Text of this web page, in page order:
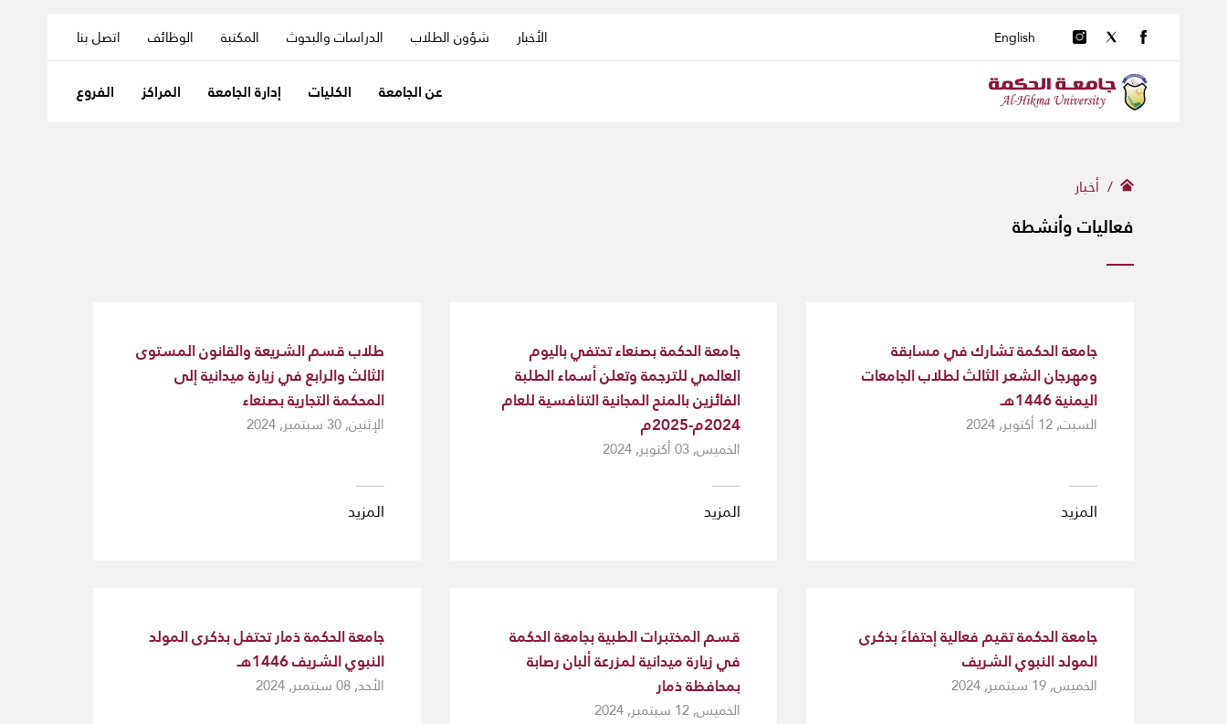
English الأخبار شؤون الطلاب الدراسات والبحوث المكتبة الوظائف اتصل بنا
عن الجامعة الكليات إدارة الجامعة المراكز الفروع
أخبار
فعاليات وأنشطة
جامعة الحكمة تشارك في مسابقة
ومهرجان الشعر الثالث لطلاب الجامعات
اليمنية 1446هـ
السبت, 12 أكتوبر, 2024
المزيد
جامعة الحكمة بصنعاء تحتفي باليوم
العالمي للترجمة وتعلن أسماء الطلبة
الفائزين بالمنح المجانية التنافسية للعام
2024م-2025م
الخميس, 03 أكتوبر, 2024
المزيد
طلاب قسم الشريعة والقانون المستوى
الثالث والرابع في زيارة ميدانية إلى
المحكمة التجارية بصنعاء
الإثنين, 30 سبتمبر, 2024
المزيد
جامعة الحكمة تقيم فعالية إحتفاءً بذكرى
المولد النبوي الشريف
الخميس, 19 سبتمبر, 2024
قسم المختبرات الطبية بجامعة الحكمة
في زيارة ميدانية لمزرعة ألبان رصابة
بمحافظة ذمار
الخميس, 12 سبتمبر, 2024
جامعة الحكمة ذمار تحتفل بذكرى المولد
النبوي الشريف 1446هـ
الأحد, 08 سبتمبر, 2024